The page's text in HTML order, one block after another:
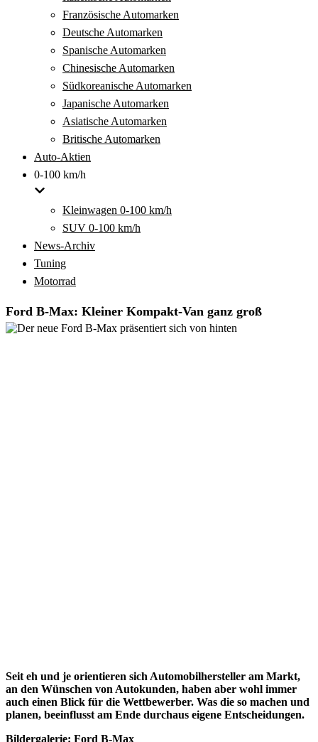
Französische Automarken
Deutsche Automarken
Spanische Automarken
Chinesische Automarken
Südkoreanische Automarken
Japanische Automarken
Asiatische Automarken
Britische Automarken
Auto-Aktien
0-100 km/h
Kleinwagen 0-100 km/h
SUV 0-100 km/h
News-Archiv
Tuning
Motorrad
Ford B-Max: Kleiner Kompakt-Van ganz groß
Seit eh und je orientieren sich Automobilhersteller am Markt,
an den Wünschen von Autokunden, haben aber wohl immer
auch einen Blick für die Wettbewerber. Was die so machen und
planen, beeinflusst am Ende durchaus eigene Entscheidungen.
Bildergalerie: Ford B-Max